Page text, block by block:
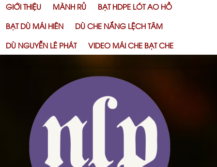
GIỚI THIỆU MÀNH RỦ
BẠT HDPE LÓT AO HỒ
BẠT DÙ MÁI HIÊN
DÙ CHE NẮNG LỆCH TÂM
DÙ NGUYỄN LÊ PHÁT
VIDEO MÁI CHE BẠT CHE